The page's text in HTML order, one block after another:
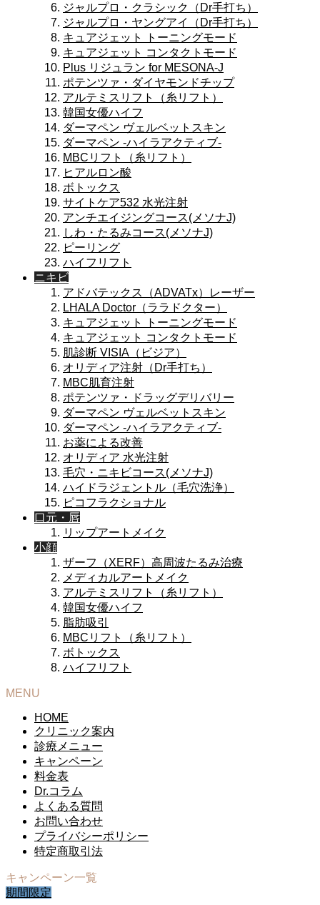
ジャルプロ・クラシック（Dr手打ち）
ジャルプロ・ヤングアイ（Dr手打ち）
キュアジェット トーニングモード
キュアジェット コンタクトモード
Plus リジュラン for MESONA-J
ポテンツァ・ダイヤモンドチップ
アルテミスリフト（糸リフト）
韓国女優ハイフ
ダーマペン ヴェルベットスキン
ダーマペン -ハイラアクティブ-
MBCリフト（糸リフト）
ヒアルロン酸
ボトックス
サイトケア532 水光注射
アンチエイジングコース(メソナJ)
しわ・たるみコース(メソナJ)
ピーリング
ハイフリフト
ニキビ
アドバテックス（ADVATx）レーザー
LHALA Doctor（ララドクター）
キュアジェット トーニングモード
キュアジェット コンタクトモード
肌診断 VISIA（ビジア）
オリディア注射（Dr手打ち）
MBC肌育注射
ポテンツァ・ドラッグデリバリー
ダーマペン ヴェルベットスキン
ダーマペン -ハイラアクティブ-
お薬による改善
オリディア 水光注射
毛穴・ニキビコース(メソナJ)
ハイドラジェントル（毛穴洗浄）
ピコフラクショナル
口元・唇
リップアートメイク
小顔
ザーフ（XERF）高周波たるみ治療
メディカルアートメイク
アルテミスリフト（糸リフト）
韓国女優ハイフ
脂肪吸引
MBCリフト（糸リフト）
ボトックス
ハイフリフト
MENU
HOME
クリニック案内
診療メニュー
キャンペーン
料金表
Dr.コラム
よくある質問
お問い合わせ
プライバシーポリシー
特定商取引法
キャンペーン一覧
期間限定